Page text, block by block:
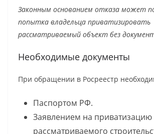
Законным основанием отказа может
попытка владельца приватизировать
рассматриваемый объект без
Необходимые документы
При обращении в Росреестр
Паспортом РФ.
Заявлением на приватизацию
рассматриваемого